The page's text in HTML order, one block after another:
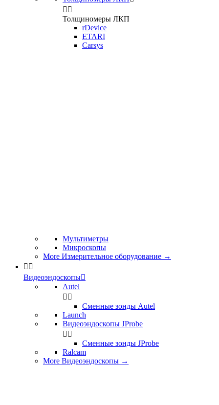
 
Толщиномеры ЛКП
rDevice
ETARI
Carsys
Мультиметры
Микроскопы
More Измерительное оборудование →
 
Видеоэндоскопы
Autel
 
Сменные зонды Autel
Launch
Видеоэндоскопы JProbe
 
Сменные зонды JProbe
Ralcam
More Видеоэндоскопы →